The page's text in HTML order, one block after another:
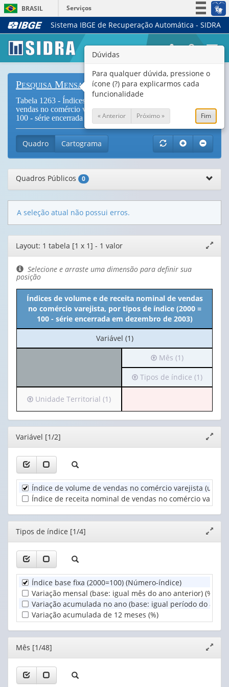
BRASIL
Serviços
Simplifique!
Legislação
Canais
Sistema IBGE de Recuperação Automática - SIDRA
Pesquisa Mensal de Comércio
Tabela 1263 - Índices de volume e de receita nominal de
vendas no comércio varejista, por tipos de índice (2000 =
100 - série encerrada em dezembro de 2003)
Quadro Cartograma
Quadros Públicos 0
A seleção atual não possui erros.
Editor
de
layout
janela
Layout: 1 tabela [1 x 1] - 1 valor
Selecione e arraste uma dimensão para definir sua
posição
Índices de volume e de receita nominal de vendas
no comércio varejista, por tipos de índice (2000 =
100 - série encerrada em dezembro de 2003)
No
cabeçalho:
Variável (1)
Irá
para
o
cabeçalho
1
valor):
Mês
Mês (1)
Irá
para
(possui
apenas
valor):
de
índice
(1)
Tipos de índice (1)
Irá
para
o
cabeçalho
(possui
apenas
1
valor):
Unidade
Territorial
Unidade Territorial (1)
Editor
janela
Variável [1/2]
Índice de volume de vendas no comércio varejista
Índice de receita nominal de vendas no comércio
Editor
janela
Tipos de índice [1/4]
Índice base fixa (2000=100) (Número-índice)
Variação mensal (base: igual mês do ano anterior) (%)
Variação acumulada no ano (base: igual período do ano
Variação acumulada de 12 meses (%)
Editor
janela
Mês [1/48]
Dúvidas
Para qualquer dúvida, pressione o
ícone (?) para explicarmos cada
funcionalidade
« Anterior Próximo » Fim